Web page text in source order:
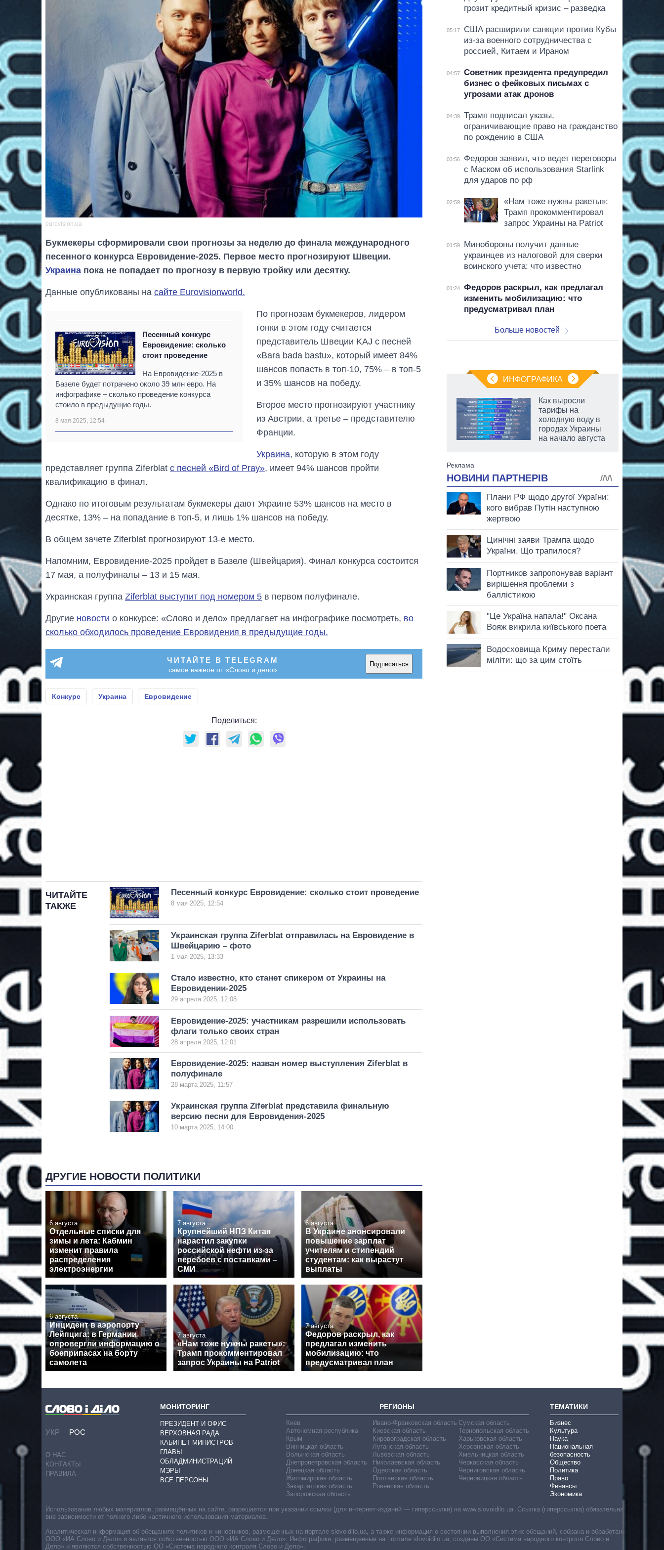
eurovision.ua
Букмекеры сформировали свои прогнозы за неделю до финала международного
песенного конкурса Евровидение-2025. Первое место прогнозируют Швеции.
Украина пока не попадает по прогнозу в первую тройку или десятку.
Данные опубликованы на сайте Eurovisionworld.
Песенный конкурс
Евровидение: сколько
стоит проведение
На Евровидение-2025 в
Базеле будет потрачено около 39 млн евро. На
инфографике – сколько проведение конкурса
стоило в предыдущие годы.
8 мая 2025, 12:54
По прогнозам букмекеров, лидером
гонки в этом году считается
представитель Швеции KAJ с песней
«Bara bada bastu», который имеет 84%
шансов попасть в топ-10, 75% – в топ-5
и 35% шансов на победу.
Второе место прогнозируют участнику
из Австрии, а третье – представителю
Франции.
Украина, которую в этом году
представляет группа Ziferblat с песней «Bird of Pray», имеет 94% шансов пройти
квалификацию в финал.
Однако по итоговым результатам букмекеры дают Украине 53% шансов на место в
десятке, 13% – на попадание в топ-5, и лишь 1% шансов на победу.
В общем зачете Ziferblat прогнозируют 13-е место.
Напомним, Евровидение-2025 пройдет в Базеле (Швейцария). Финал конкурса состоится
17 мая, а полуфиналы – 13 и 15 мая.
Украинская группа Ziferblat выступит под номером 5 в первом полуфинале.
Другие новости о конкурсе: «Слово и дело» предлагает на инфографике посмотреть, во
сколько обходилось проведение Евровидения в предыдущие годы.
ЧИТАЙТЕ В TELEGRAM
самое важное от «Слово и дело»
Подписаться
Конкурс Украина Евровидение
Поделиться:
ЧИТАЙТЕ
ТАКЖЕ
Песенный конкурс Евровидение: сколько стоит проведение
8 мая 2025, 12:54
Украинская группа Ziferblat отправилась на Евровидение в
Швейцарию – фото
1 мая 2025, 13:33
Стало известно, кто станет спикером от Украины на
Евровидении-2025
29 апреля 2025, 12:08
Евровидение-2025: участникам разрешили использовать
флаги только своих стран
28 апреля 2025, 12:01
Евровидение-2025: назван номер выступления Ziferblat в
полуфинале
28 марта 2025, 11:57
Украинская группа Ziferblat представила финальную
версию песни для Евровидения-2025
10 марта 2025, 14:00
ДРУГИЕ НОВОСТИ ПОЛИТИКИ
6 августа
Отдельные списки для
зимы и лета: Кабмин
изменит правила
распределения
электроэнергии
7 августа
Крупнейший НПЗ Китая
нарастил закупки
российской нефти из-за
перебоев с поставками –
СМИ
6 августа
В Украине анонсировали
повышение зарплат
учителям и стипендий
студентам: как вырастут
выплаты
6 августа
Инцидент в аэропорту
Лейпцига: в Германии
опровергли информацию о
боеприпасах на борту
самолета
7 августа
«Нам тоже нужны ракеты»:
Трамп прокомментировал
запрос Украины на Patriot
7 августа
Федоров раскрыл, как
предлагал изменить
мобилизацию: что
предусматривал план
грозит кредитный кризис – разведка
05:17
США расширили санкции против Кубы
из-за военного сотрудничества с
россией, Китаем и Ираном
04:57
Советник президента предупредил
бизнес о фейковых письмах с
угрозами атак дронов
04:39
Трамп подписал указы,
ограничивающие право на гражданство
по рождению в США
03:56
Федоров заявил, что ведет переговоры
с Маском об использования Starlink
для ударов по рф
02:59
«Нам тоже нужны ракеты»:
Трамп прокомментировал
запрос Украины на Patriot
01:59
Минобороны получит данные
украинцев из налоговой для сверки
воинского учета: что известно
01:24
Федоров раскрыл, как предлагал
изменить мобилизацию: что
предусматривал план
Больше новостей
ИНФОГРАФИКА
массированных
ударов по Украине
Как выросли
тарифы на
холодную воду в
городах Украины
на начало августа
УКР РОС
О НАС
КОНТАКТЫ
ПРАВИЛА
МОНИТОРИНГ
ПРЕЗИДЕНТ И ОФИС
ВЕРХОВНАЯ РАДА
КАБИНЕТ МИНИСТРОВ
ГЛАВЫ
ОБЛАДМИНИСТРАЦИЙ
МЭРЫ
ВСЕ ПЕРСОНЫ
РЕГИОНЫ
Киев
Автономная республика
Крым
Винницкая область
Волынская область
Днепропетровская область
Донецкая область
Житомирская область
Закарпатская область
Запорожская область
Ивано-Франковская область
Киевская область
Кировоградская область
Луганская область
Львовская область
Николаевская область
Одесская область
Полтавская область
Ровенская область
Сумская область
Тернопольская область
Харьковская область
Херсонская область
Хмельницкая область
Черкасская область
Черниговская область
Черновицкая область
ТЕМАТИКИ
Бизнес
Культура
Наука
Национальная
безопасность
Общество
Политика
Право
Финансы
Экономика
Использование любых материалов, размещённых на сайте, разрешается при указании ссылки (для интернет-изданий — гиперссылки) на www.slovoidilo.ua. Ссылка (гиперссылка) обязательна
вне зависимости от полного либо частичного использования материалов.
Аналитическая информация об обещаниях политиков и чиновников, размещенных на портале slovoidilo.ua, а также информация о состоянии выполнения этих обещаний, собрана и обработана
ООО «ИА Слово и Дело» и является собственностью ООО «ИА Слово и Дело». Инфографики, размещенные на портале slovoidilo.ua, созданы ОО «Система народного контроля Слово и
Дело» и являются собственностью ОО «Система народного контроля Слово и Дело».